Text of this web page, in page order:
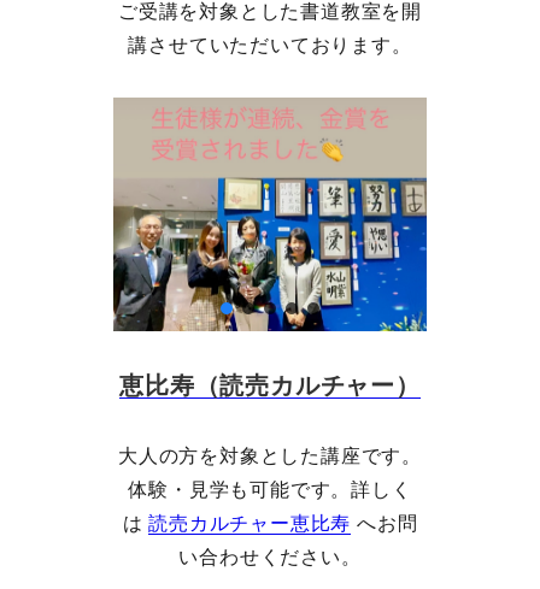
ご受講を対象とした書道教室を開
講させていただいております。
恵比寿（読売カルチャー）
大人の方を対象とした講座です。
体験・見学も可能です。詳しく
は読売カルチャー恵比寿 へお問
い合わせください。